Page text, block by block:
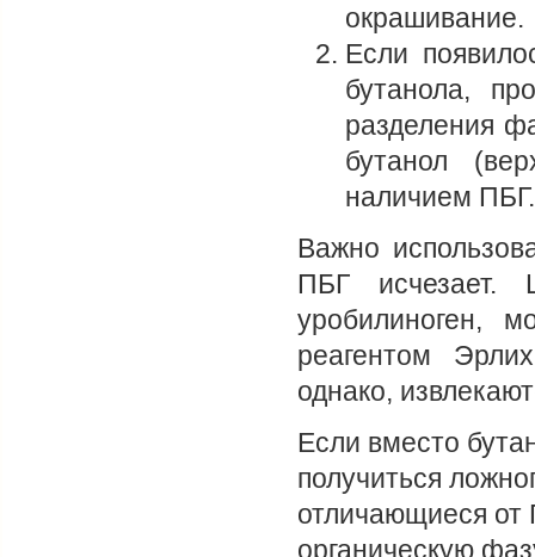
окрашивание.
Если
бутанола,
разделения
бутанол
наличием ПБГ.
Важно
ПБГ исчезает.
уробилиноген,
реагентом
однако,
Если вместо
получиться
отличающиеся от
органическую